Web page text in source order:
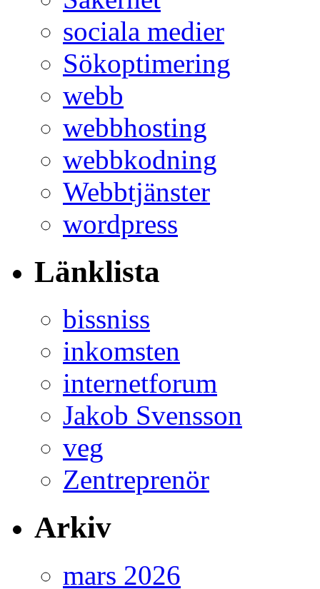
sociala medier
Sökoptimering
webb
webbhosting
webbkodning
Webbtjänster
wordpress
Länklista
bissniss
inkomsten
internetforum
Jakob Svensson
veg
Zentreprenör
Arkiv
mars 2026